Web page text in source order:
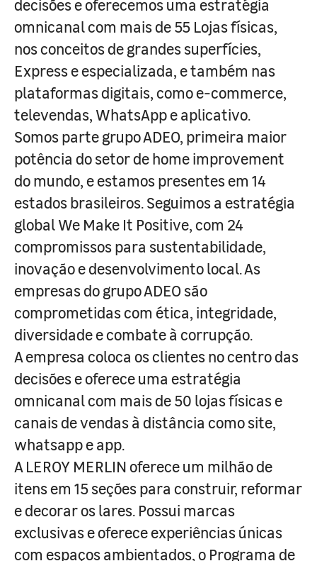
decisões e oferecemos uma estratégia
omnicanal com mais de 55 Lojas físicas,
nos conceitos de grandes superfícies,
Express e especializada, e também nas
plataformas digitais, como e-commerce,
televendas, WhatsApp e aplicativo.
Somos parte grupo ADEO, primeira maior
potência do setor de home improvement
do mundo, e estamos presentes em 14
estados brasileiros. Seguimos a estratégia
global We Make It Positive, com 24
compromissos para sustentabilidade,
inovação e desenvolvimento local. As
empresas do grupo ADEO são
comprometidas com ética, integridade,
diversidade e combate à corrupção.
A empresa coloca os clientes no centro das
decisões e oferece uma estratégia
omnicanal com mais de 50 lojas físicas e
canais de vendas à distância como site,
whatsapp e app.
A LEROY MERLIN oferece um milhão de
itens em 15 seções para construir, reformar
e decorar os lares. Possui marcas
exclusivas e oferece experiências únicas
com espaços ambientados, o Programa de